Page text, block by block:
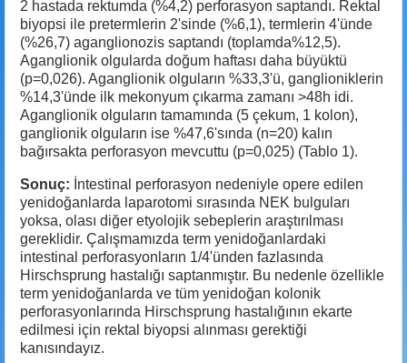
2 hastada rektumda (%4,2) perforasyon saptandı. Rektal
biyopsi ile pretermlerin 2'sinde (%6,1), termlerin 4'ünde
(%26,7) aganglionozis saptandı (toplamda%12,5).
Aganglionik olgularda doğum haftası daha büyüktü
(p=0,026). Aganglionik olguların %33,3'ü, ganglioniklerin
%14,3'ünde ilk mekonyum çıkarma zamanı >48h idi.
Aganglionik olguların tamamında (5 çekum, 1 kolon),
ganglionik olguların ise %47,6'sında (n=20) kalın
bağırsakta perforasyon mevcuttu (p=0,025) (Tablo 1).
Sonuç: İntestinal perforasyon nedeniyle opere edilen
yenidoğanlarda laparotomi sırasında NEK bulguları
yoksa, olası diğer etyolojik sebeplerin araştırılması
gereklidir. Çalışmamızda term yenidoğanlardaki
intestinal perforasyonların 1/4'ünden fazlasında
Hirschsprung hastalığı saptanmıştır. Bu nedenle özellikle
term yenidoğanlarda ve tüm yenidoğan kolonik
perforasyonlarında Hirschsprung hastalığının ekarte
edilmesi için rektal biyopsi alınması gerektiği
kanısındayız.